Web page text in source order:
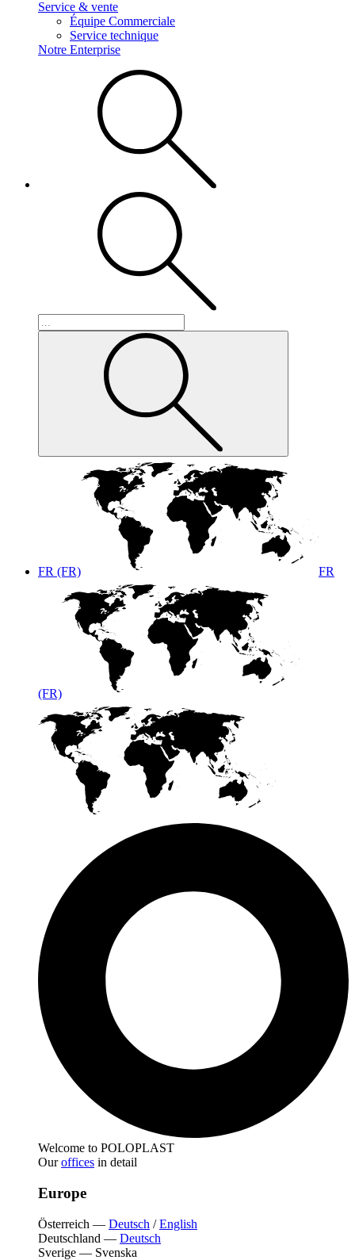
Service & vente
Équipe Commerciale
Service technique
Notre Enterprise
FR (FR) FR
(FR)
Welcome to POLOPLAST
Ouroffices in detail
Europe
Österreich — Deutsch /English
Deutschland — Deutsch
Sverige — Svenska